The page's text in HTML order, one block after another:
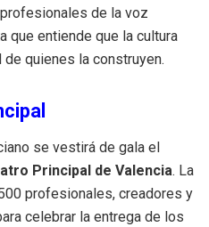
de la voz
que entiende que la cultura
quienes la construyen.
se vestirá de gala el
Principal de Valencia. La
profesionales, creadores y
celebrar la entrega de los